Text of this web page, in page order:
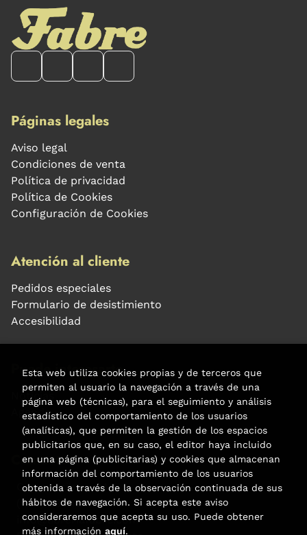
Páginas legales
Aviso legal
Condiciones de venta
Política de privacidad
Política de Cookies
Configuración de Cookies
Atención al cliente
Pedidos especiales
Formulario de desistimiento
Accesibilidad
Puede interesarte
Noticias
Agenda
Contacto
Carrer Aribau, 84
(+34) 932 160 225
info@libreriafabre.com
Esta web utiliza cookies propias y de terceros que
permiten al usuario la navegación a través de una
página web (técnicas), para el seguimiento y análisis
estadístico del comportamiento de los usuarios
(analíticas), que permiten la gestión de los espacios
publicitarios que, en su caso, el editor haya incluido
en una página (publicitarias) y cookies que almacenan
información del comportamiento de los usuarios
obtenida a través de la observación continuada de sus
hábitos de navegación. Si acepta este aviso
consideraremos que acepta su uso. Puede obtener
más información aquí.